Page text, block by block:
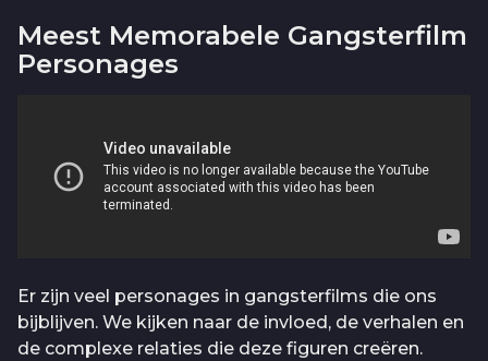
Meest Memorabele Gangsterfilm
Personages
Er zijn veel personages in gangsterfilms die ons
bijblijven. We kijken naar de invloed, de verhalen en
de complexe relaties die deze figuren creëren.